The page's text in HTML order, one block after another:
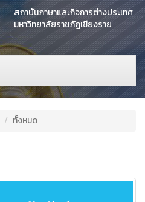
สถาบันภาษาและกิจการต่างประเทศ
มหาวิทยาลัยราชภัฏเชียงราย
ทั้งหมด